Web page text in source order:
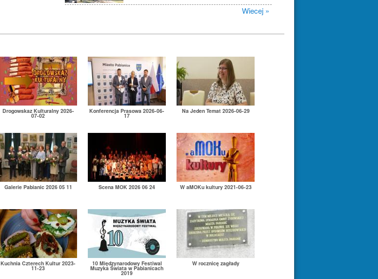
Wiecej »
Drogowskaz Kulturalny 2026-
07-02
Konferencja Prasowa 2026-06-
17
Na Jeden Temat 2026-06-29
Galerie Pabianic 2026 05 11 Scena MOK 2026 06 24 W aMOKu kultury 2021-06-23
Kuchnia Czterech Kultur 2023-
11-23
10 Międzynarodowy Festiwal
Muzyka Świata w Pabianicach
2019
W rocznicę zagłady